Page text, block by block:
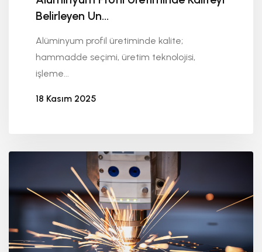
Belirleyen Un...
Alüminyum profil üretiminde kalite;
hammadde seçimi, üretim teknolojisi,
işleme...
18 Kasım 2025